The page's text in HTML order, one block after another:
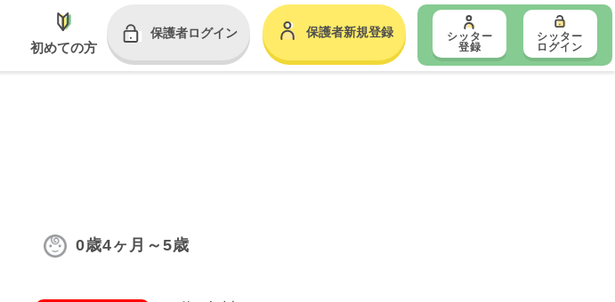
初めての方
保護者ログイン 保護者新規登録
シッター
登録
シッター
ログイン
0歳4ヶ月～5歳